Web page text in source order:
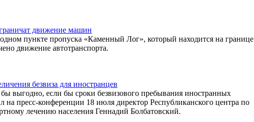
движение машин
пункте пропуска «Каменный Лог», который находится на границе
движение автотранспорта.
безвиза для иностранцев
выгодно, если бы сроки безвизового пребывания иностранных
на пресс-конференции 18 июля директор Республиканского центра по
лечению населения Геннадий Болбатовский.